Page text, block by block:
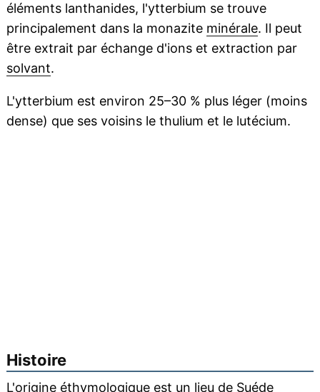
éléments lanthanides, l'ytterbium se trouve
principalement dans la monazite minérale. Il peut
être extrait par échange d'ions et extraction par
solvant.
L'ytterbium est environ 25–30 % plus léger (moins
dense) que ses voisins le thulium et le lutécium.
Histoire
L'origine éthymologique est un lieu de Suéde